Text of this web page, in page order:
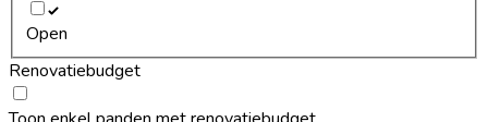
Open
Renovatiebudget